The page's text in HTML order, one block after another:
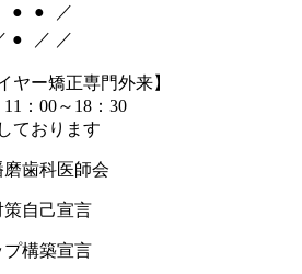
● ●
／
● ／ ／
ヤー矯正専門外来】
：00～18：30
ております